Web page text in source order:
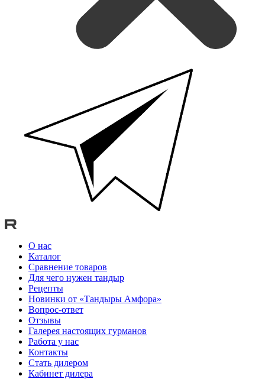
О нас
Каталог
Сравнение товаров
Для чего нужен тандыр
Рецепты
Новинки от «Тандыры Амфора»
Вопрос-ответ
Отзывы
Галерея настоящих гурманов
Работа у нас
Контакты
Стать дилером
Кабинет дилера